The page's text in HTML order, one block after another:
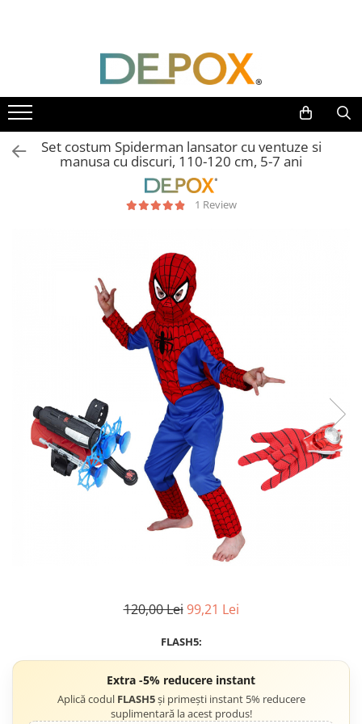
Toate Produsele
SPORT & TIMP LIBER
AUTOAPARARE
Pumnaluri si boxuri
Bastoane telescopice si nunceaguri
VANATOARE, DRUMETII & CAMPING
Cutite vanatoare
Briceaguri fluture & antrenament
Accesori camping & drumetii
Lanterne
Topor camping
Seturi de cutite & accesorii
vanatoare si tactice
BINOCLURI & LUNETE
Prastii profesionale de vanatoare
UNIVERSUL COPIILOR
Accesorii costume copii
Set costum Spiderman lansator cu ventuze si
manusa cu discuri, 110-120 cm, 5-7 ani
1 Review
120,00 Lei 99,21 Lei
FLASH5:
Extra -5% reducere instant
Aplică codul FLASH5și primești instant 5% reducere
suplimentară la acest produs!